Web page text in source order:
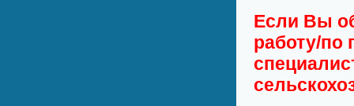
Если Вы
работу/